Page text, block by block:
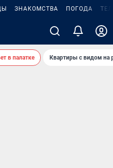
ЗНАКОМСТВА ПОГОДА
в палатке Квартиры с видом на